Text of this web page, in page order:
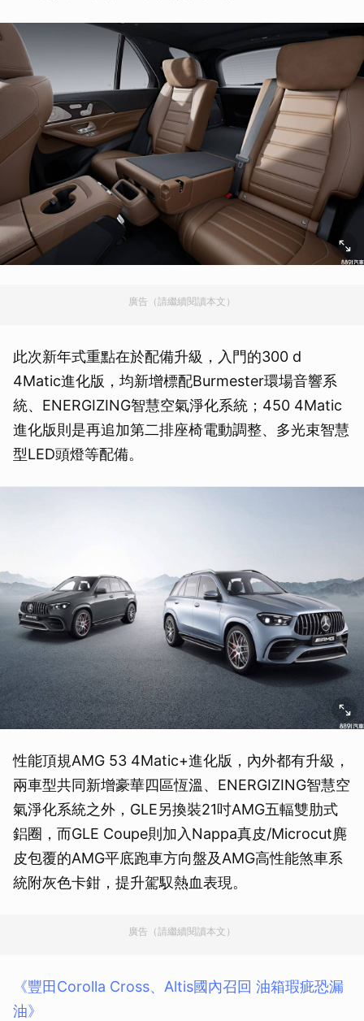
廣告（請繼續閱讀本文）
此次新年式重點在於配備升級，入門的300 d
4Matic進化版，均新增標配Burmester環場音響系
統、ENERGIZING智慧空氣淨化系統；450 4Matic
進化版則是再追加第二排座椅電動調整、多光束智慧
型LED頭燈等配備。
性能頂規AMG 53 4Matic+進化版，內外都有升級，
兩車型共同新增豪華四區恆溫、ENERGIZING智慧空
氣淨化系統之外，GLE另換裝21吋AMG五輻雙肋式
鋁圈，而GLE Coupe則加入Nappa真皮/Microcut麂
皮包覆的AMG平底跑車方向盤及AMG高性能煞車系
統附灰色卡鉗，提升駕馭熱血表現。
廣告（請繼續閱讀本文）
《豐田Corolla Cross、Altis國內召回 油箱瑕疵恐漏
油》